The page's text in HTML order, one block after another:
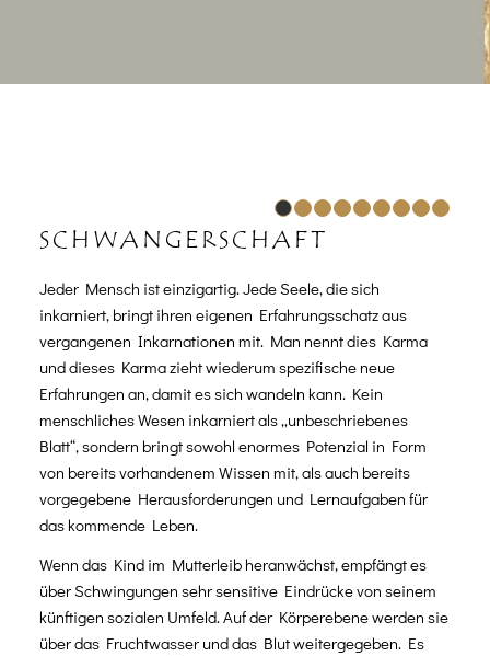
1 2 3
SCHWANGERSCHAFT
Jeder Mensch ist einzigartig. Jede Seele, die sich
inkarniert, bringt ihren eigenen Erfahrungsschatz aus
vergangenen Inkarnationen mit. Man nennt dies Karma
und dieses Karma zieht wiederum spezifische neue
Erfahrungen an, damit es sich wandeln kann. Kein
menschliches Wesen inkarniert als „unbeschriebenes
Blatt“, sondern bringt sowohl enormes Potenzial in Form
von bereits vorhandenem Wissen mit, als auch bereits
vorgegebene Herausforderungen und Lernaufgaben für
das kommende Leben.
Wenn das Kind im Mutterleib heranwächst, empfängt es
über Schwingungen sehr sensitive Eindrücke von seinem
künftigen sozialen Umfeld. Auf der Körperebene werden sie
über das Fruchtwasser und das Blut weitergegeben. Es